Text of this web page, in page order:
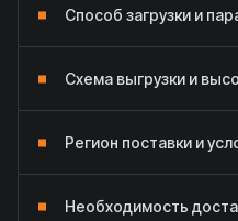
Способ загрузки и
Схема выгрузки и
Регион поставки и
Необходимость